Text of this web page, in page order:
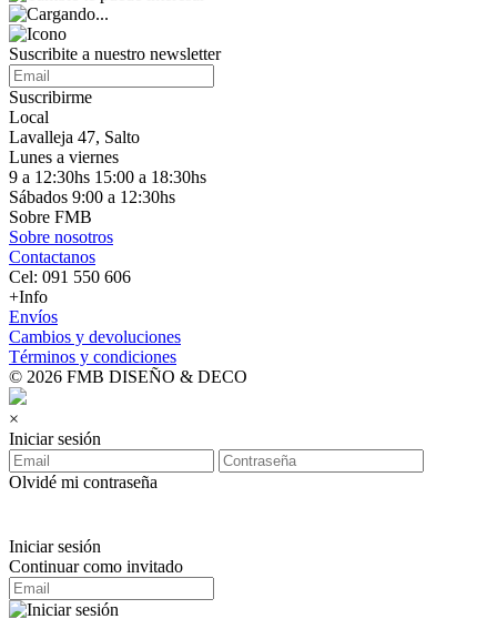
Suscribite a nuestro newsletter
Suscribirme
Local
Lavalleja 47, Salto
Lunes a viernes
9 a 12:30hs 15:00 a 18:30hs
Sábados 9:00 a 12:30hs
Sobre FMB
Sobre nosotros
Contactanos
Cel: 091 550 606
+Info
Envíos
Cambios y devoluciones
Términos y condiciones
© 2026 FMB DISEÑO & DECO
×
Iniciar sesión
Olvidé mi contraseña
Iniciar sesión
Continuar como invitado